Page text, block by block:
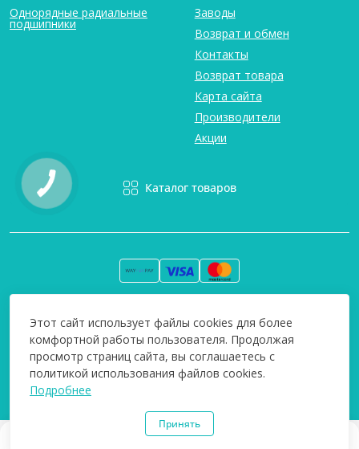
0
Однорядные радиальные
подшипники
Заводы
Возврат и обмен
Контакты
Возврат товара
Карта сайта
Производители
Акции
Каталог товаров
ответственность за любые неточности. Технополіс © 2008-
2026
Этот сайт использует файлы cookies для более
комфортной работы пользователя. Продолжая
просмотр страниц сайта, вы соглашаетесь с
политикой использования файлов cookies.
Подробнее
Принять